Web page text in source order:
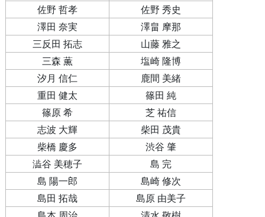
佐野 哲孝
佐野 秀史
澤田 奈実
澤畠 摩那
三反田 拓志
山藤 雅之
三森 薫
塩崎 隆博
汐月 信仁
鹿間 美緒
重田 健太
篠田 純
篠原 希
芝 祐信
志波 大輝
柴田 茂貴
柴橋 慶多
渋谷 肇
澁谷 美穂子
島 完
島 陽一郎
島崎 修次
島田 拓哉
島原 由美子